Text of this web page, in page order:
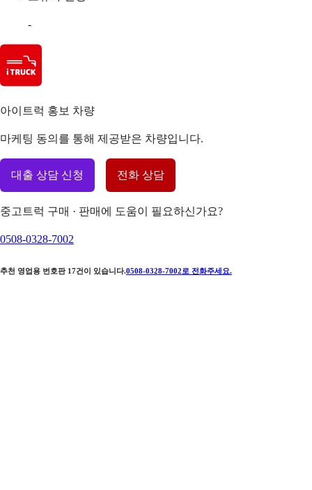
-
아이트럭 홍보 차량
마케팅 동의를 통해 제공받은 차량입니다.
대출 상담 신청 전화 상담
중고트럭 구매 · 판매에 도움이 필요하신가요?
0508-0328-7002
추천 영업용 번호판 17건이 있습니다.0508-0328-7002 로 전화주세요.